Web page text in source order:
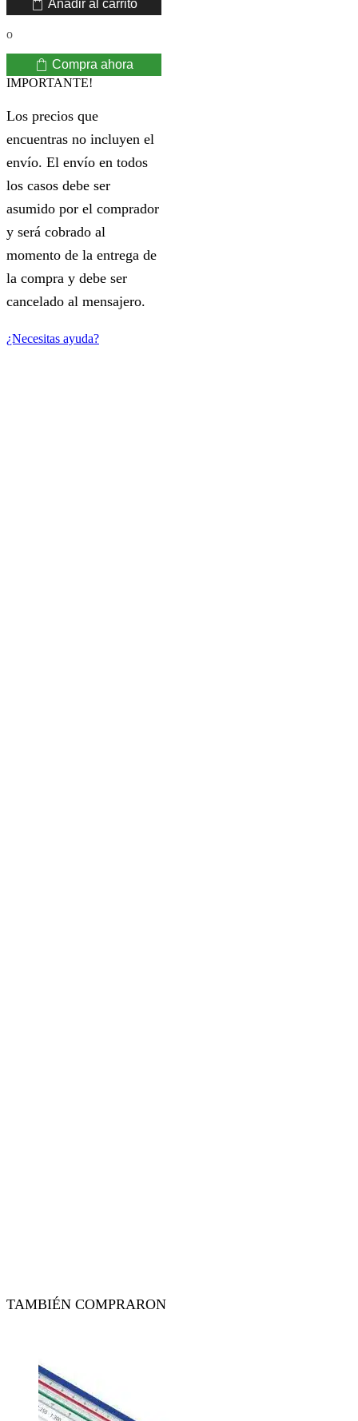
PRECISION
HB,2B
Añadir al carrito
o
Compra ahora
IMPORTANTE!
Los precios que
encuentras no incluyen el
envío. El envío en todos
los casos debe ser
asumido por el comprador
y será cobrado al
momento de la entrega de
la compra y debe ser
cancelado al mensajero.
¿Necesitas ayuda?
TAMBIÉN COMPRARON